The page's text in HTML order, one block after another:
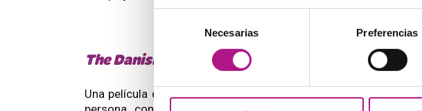
consentimiento
Necesarias Preferencias
The Danish Girl (2015)
Una película dramática basada en hechos reales que narra la